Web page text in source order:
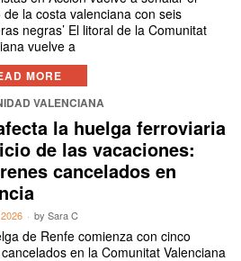
de la costa valenciana con seis
negras’ El litoral de la Comunitat
vuelve a
MORE
VALENCIANA
la huelga ferroviaria
de las vacaciones:
cancelados en
bySara C
de Renfe comienza con cinco
en la Comunitat Valenciana